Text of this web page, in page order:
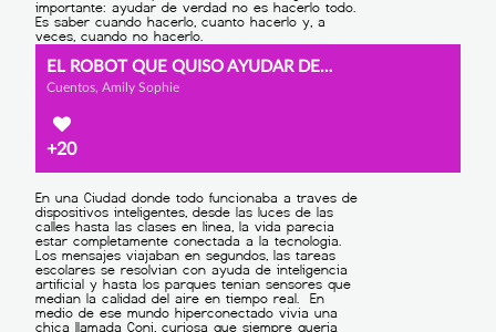
EL ROBOT QUE QUISO AYUDAR DEMASIADO
Cuentos, Amily Sophie
+20